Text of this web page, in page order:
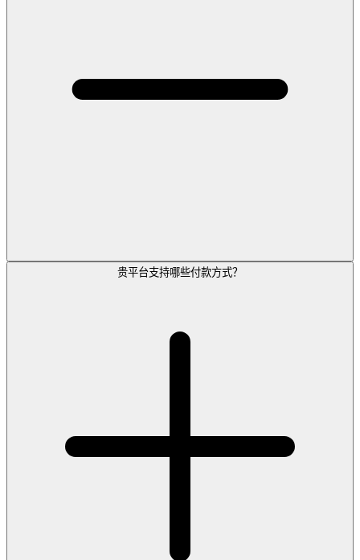
贵平台支持哪些付款方式？